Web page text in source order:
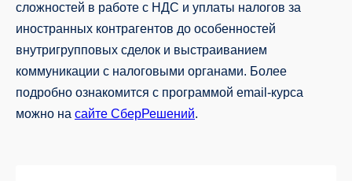
сложностей в работе с НДС и уплаты налогов за
иностранных контрагентов до особенностей
внутригрупповых сделок и выстраиванием
коммуникации с налоговыми органами. Более
подробно ознакомится с программой email-курcа
можно на сайте СберРешений.